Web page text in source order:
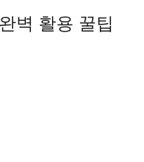
벽 활용 꿀팁